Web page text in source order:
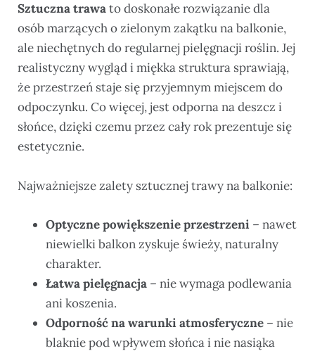
Sztuczna trawato doskonałe rozwiązanie dla
osób marzących o zielonym zakątku na balkonie,
ale niechętnych do regularnej pielęgnacji roślin. Jej
realistyczny wygląd i miękka struktura sprawiają,
że przestrzeń staje się przyjemnym miejscem do
odpoczynku. Co więcej, jest odporna na deszcz i
słońce, dzięki czemu przez cały rok prezentuje się
estetycznie.
Najważniejsze zalety sztucznej trawy na balkonie:
Optyczne powiększenie przestrzeni – nawet
niewielki balkon zyskuje świeży, naturalny
charakter.
Łatwa pielęgnacja – nie wymaga podlewania
ani koszenia.
Odporność na warunki atmosferyczne – nie
blaknie pod wpływem słońca i nie nasiąka